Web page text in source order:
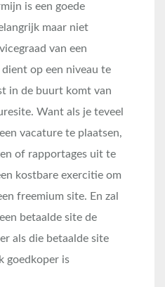
is een goede
maar niet
van een
op een niveau te
in de buurt komt van
Want als je teveel
vacature te plaatsen,
of rapportages uit te
kostbare exercitie om
freemium site. En zal
betaalde site de
als die betaalde site
goedkoper is